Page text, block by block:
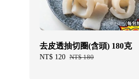
去皮透抽切圈(含頭) 180克
Sale
NT$ 120 Regular
NT$ 180